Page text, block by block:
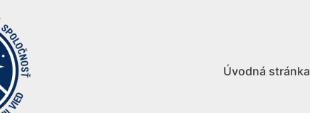
Úvodná stránka